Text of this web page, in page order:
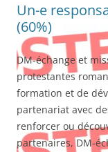
Un-e
(60%)
DM-échange et
protestantes
formation et de
partenariat avec
renforcer ou
partenaires, DM-